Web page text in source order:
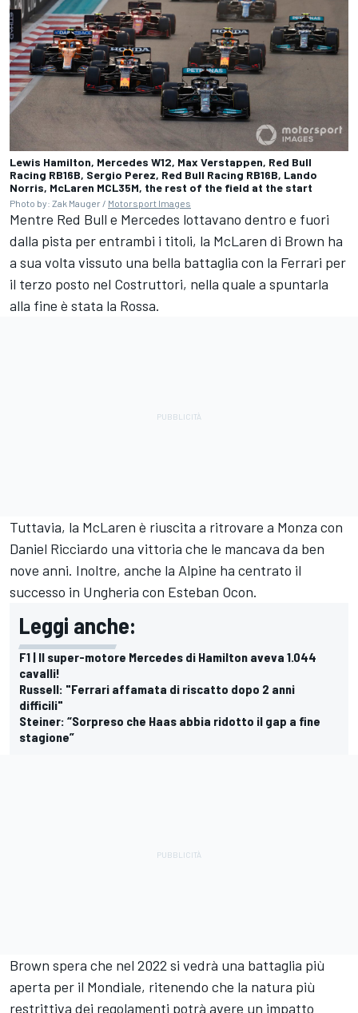
Lewis Hamilton, Mercedes W12, Max Verstappen, Red Bull
Racing RB16B, Sergio Perez, Red Bull Racing RB16B, Lando
Norris, McLaren MCL35M, the rest of the field at the start
Photo by: Zak Mauger / Motorsport Images
Mentre Red Bull e Mercedes lottavano dentro e fuori
dalla pista per entrambi i titoli, la McLaren di Brown ha
a sua volta vissuto una bella battaglia con la Ferrari per
il terzo posto nel Costruttori, nella quale a spuntarla
alla fine è stata la Rossa.
Tuttavia, la McLaren è riuscita a ritrovare a Monza con
Daniel Ricciardo una vittoria che le mancava da ben
nove anni. Inoltre, anche la Alpine ha centrato il
successo in Ungheria con Esteban Ocon.
Leggi anche:
F1 | Il super-motore Mercedes di Hamilton aveva 1.044
cavalli!
Russell: "Ferrari affamata di riscatto dopo 2 anni
difficili"
Steiner: “Sorpreso che Haas abbia ridotto il gap a fine
stagione”
Brown spera che nel 2022 si vedrà una battaglia più
aperta per il Mondiale, ritenendo che la natura più
restrittiva dei regolamenti potrà avere un impatto